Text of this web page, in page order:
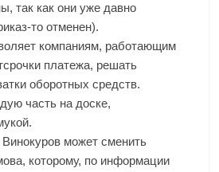
так как они уже давно
то отменен).
компаниям, работающим
платежа, решать
оборотных средств.
часть на доске,
может сменить
которому, по информации